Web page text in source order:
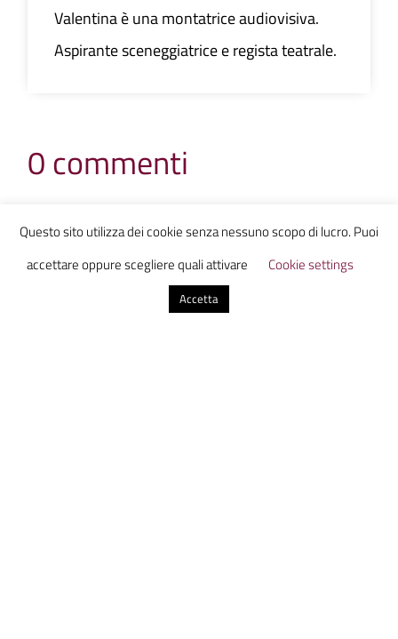
Valentina è una montatrice audiovisiva.
Aspirante sceneggiatrice e regista teatrale.
0 commenti
obbligatori sono contrassegnati
Questo sito utilizza dei cookie senza nessuno scopo di lucro. Puoi
accettare oppure scegliere quali attivare
Cookie settings
Accetta